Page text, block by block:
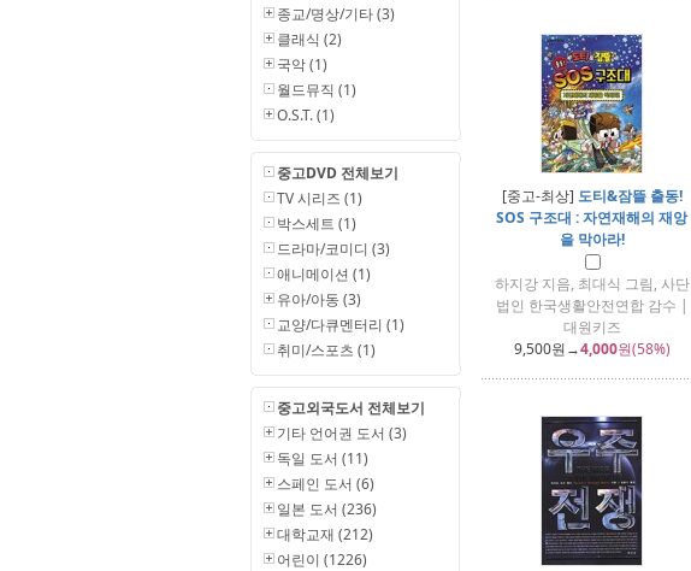
종교/명상/기타 (3)
클래식 (2)
국악 (1)
월드뮤직 (1)
O.S.T. (1)
중고DVD 전체보기
TV 시리즈 (1)
박스세트 (1)
드라마/코미디 (3)
애니메이션 (1)
유아/아동 (3)
교양/다큐멘터리 (1)
취미/스포츠 (1)
중고외국도서 전체보기
기타 언어권 도서 (3)
독일 도서 (11)
스페인 도서 (6)
일본 도서 (236)
대학교재 (212)
어린이 (1226)
[중고-최상] 도티&잠뜰 출동!
SOS 구조대 : 자연재해의 재앙
을 막아라!
하지강 지음, 최대식 그림, 사단
법인 한국생활안전연합 감수 |
대원키즈
9,500원→4,000원(58%)